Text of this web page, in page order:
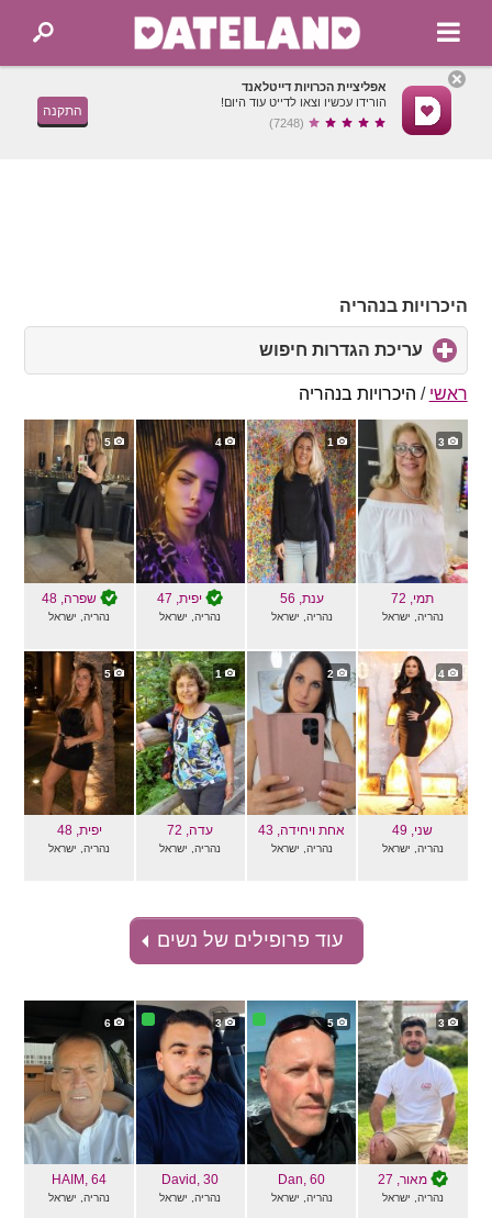
אפליציית הכרויות דייטלאנד
הורידו עכשיו וצאו לדייט עוד היום!
(7248)
התקנה
היכרויות בנהריה
עריכת הגדרות חיפוש
to
contents
ראשי / היכרויות בנהריה
3
תמי, 72
נהריה, ישראל
1
ענת, 56
נהריה, ישראל
4
יפית, 47
נהריה, ישראל
5
שפרה, 48
נהריה, ישראל
4
שני, 49
נהריה, ישראל
2
אחת ויחידה, 43
נהריה, ישראל
1
עדה, 72
נהריה, ישראל
5
יפית, 48
נהריה, ישראל
עוד פרופילים של נשים
3
מאור, 27
נהריה, ישראל
5
Dan, 60
נהריה, ישראל
3
David , 30
נהריה, ישראל
6
HAIM , 64
נהריה, ישראל